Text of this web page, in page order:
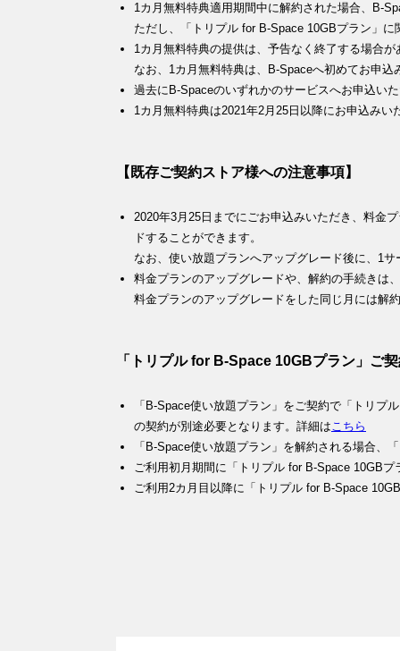
1カ月無料特典適用期間中に解約された場合、B-
ただし、「トリプル for B-Space 10GBプラン」
1カ月無料特典の提供は、予告なく終了する場合
なお、1カ月無料特典は、B-Spaceへ初めてお申
過去にB-Spaceのいずれかのサービスへお申込い
1カ月無料特典は2021年2月25日以降にお申込みい
【既存ご契約ストア様への注意事項】
2020年3月25日までにごお申込みいただき、料金
ドすることができます。
なお、使い放題プランへアップグレード後に、1
料金プランのアップグレードや、解約の手続きは
料金プランのアップグレードをした同じ月には解
「トリプル for B-Space 10GBプラン」ご
「B-Space使い放題プラン」をご契約で「トリ
の契約が別途必要となります。詳細はこちら
「B-Space使い放題プラン」を解約される場合
ご利用初月期間に「トリプル for B-Space 10GB
ご利用2カ月目以降に「トリプル for B-Space